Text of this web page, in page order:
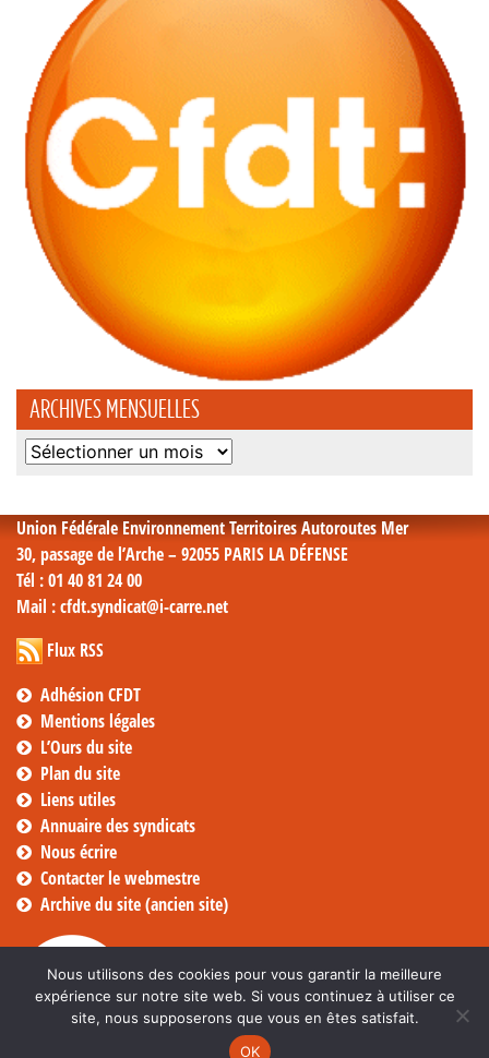
ARCHIVES MENSUELLES
Archives
Union Fédérale Environnement Territoires Autoroutes Mer
30, passage de l’Arche – 92055 PARIS LA DÉFENSE
Tél : 01 40 81 24 00
Mail : cfdt.syndicat@i-carre.net
Flux RSS
Adhésion CFDT
Mentions légales
L’Ours du site
Plan du site
Liens utiles
Annuaire des syndicats
Nous écrire
Contacter le webmestre
Archive du site (ancien site)
Nous utilisons des cookies pour vous garantir la meilleure
expérience sur notre site web. Si vous continuez à utiliser ce
site, nous supposerons que vous en êtes satisfait.
OK